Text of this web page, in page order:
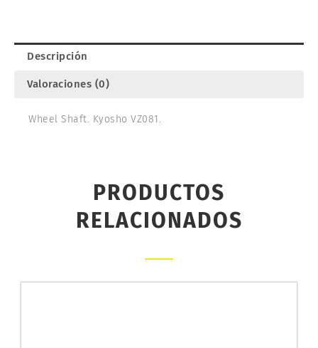
KYOSHO
cantidad
Descripción
Valoraciones (0)
Wheel Shaft. Kyosho VZ081.
PRODUCTOS
RELACIONADOS